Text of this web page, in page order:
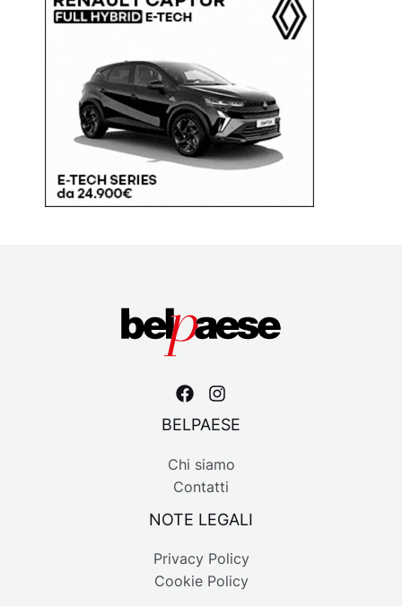
BELPAESE
Chi siamo
Contatti
NOTE LEGALI
Privacy Policy
Cookie Policy